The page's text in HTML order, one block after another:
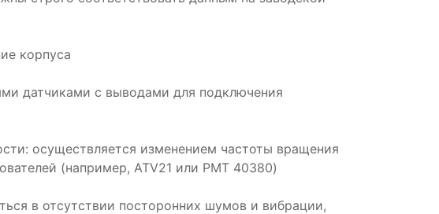
корпуса
датчиками с выводами для подключения
осуществляется изменением частоты вращения
(например, ATV21 или PMT 40380)
в отсутствии посторонних шумов и вибрации,